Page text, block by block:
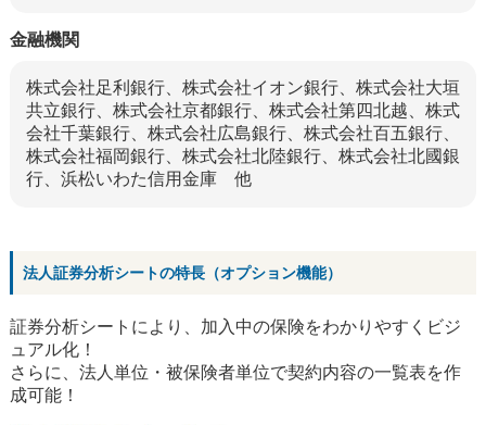
金融機関
株式会社足利銀行、株式会社イオン銀行、株式会社大垣
共立銀行、株式会社京都銀行、株式会社第四北越、株式
会社千葉銀行、株式会社広島銀行、株式会社百五銀行、
株式会社福岡銀行、株式会社北陸銀行、株式会社北國銀
行、浜松いわた信用金庫 他
法人証券分析シートの特長（オプション機能）
証券分析シートにより、加入中の保険をわかりやすくビジ
ュアル化！
さらに、法人単位・被保険者単位で契約内容の一覧表を作
成可能！